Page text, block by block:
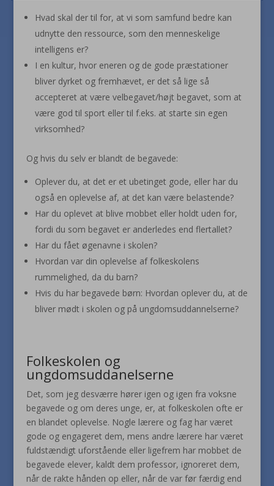
Hvad skal der til for, at vi som samfund bedre kan
udnytte den ressource, som den menneskelige
intelligens er?
I en kultur, hvor eneren og de gode præstationer
bliver dyrket og fremhævet, er det så lige så
accepteret at være velbegavet/højt begavet, som at
være god til sport eller til f.eks. at starte sin egen
virksomhed?
Og hvis du selv er blandt de begavede:
Oplever du, at det er et ubetinget gode, eller har du
også en oplevelse af, at det kan være belastende?
Har du oplevet at blive mobbet eller holdt uden for,
fordi du som begavet er anderledes end flertallet?
Har du fået øgenavne i skolen?
Hvordan var din oplevelse af folkeskolens
rummelighed, da du barn?
Hvis du har begavede børn: Hvordan oplever du, at de
bliver mødt i skolen og på ungdomsuddannelserne?
Folkeskolen og
ungdomsuddanelserne
Det, som jeg desværre hører igen og igen fra voksne
begavede og om deres unge, er, at folkeskolen ofte er
en blandet oplevelse. Nogle lærere og fag har været
gode og engageret dem, mens andre lærere har været
fuldstændigt uforstående eller ligefrem har mobbet de
begavede elever, kaldt dem professor, ignoreret dem,
når de rakte hånden op eller, når de var før færdig end